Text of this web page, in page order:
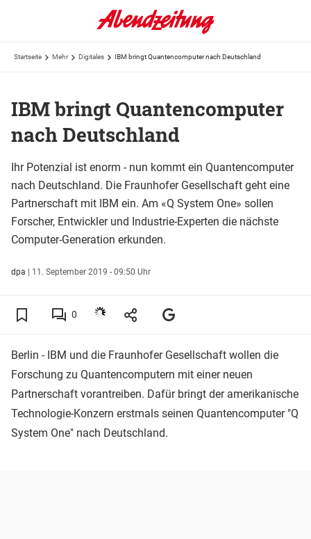
Startseite Mehr Digitales IBM bringt Quantencomputer nach Deutschland
IBM bringt Quantencomputer
nach Deutschland
Ihr Potenzial ist enorm - nun kommt ein Quantencomputer
nach Deutschland. Die Fraunhofer Gesellschaft geht eine
Partnerschaft mit IBM ein. Am «Q System One» sollen
Forscher, Entwickler und Industrie-Experten die nächste
Computer-Generation erkunden.
dpa | 11. September 2019 - 09:50 Uhr
0
Berlin - IBM und die Fraunhofer Gesellschaft wollen die
Forschung zu Quantencomputern mit einer neuen
Partnerschaft vorantreiben. Dafür bringt der amerikanische
Technologie-Konzern erstmals seinen Quantencomputer "Q
System One" nach Deutschland.